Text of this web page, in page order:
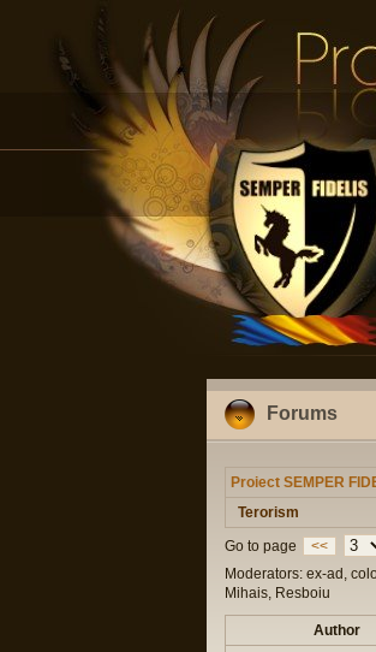
Forums
Proiect SEMPER
Terorism
Go to page
<<
Moderators: ex-ad,
Mihais, Resboiu
Author